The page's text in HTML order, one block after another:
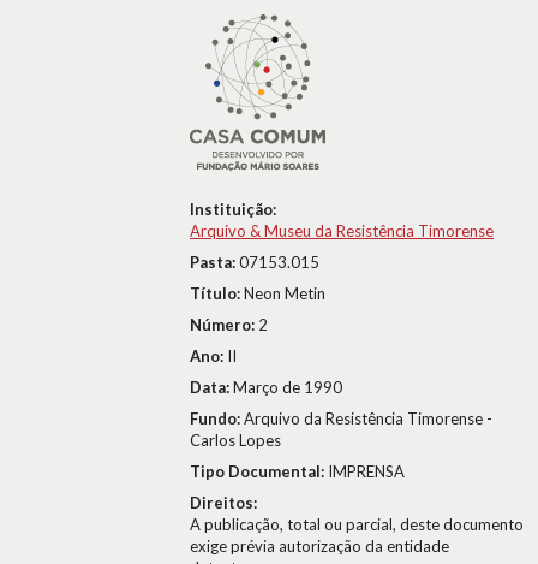
Instituição:
Arquivo & Museu da Resistência Timorense
Pasta:07153.015
Título:Neon Metin
Número: 2
Ano: II
Data:Março de 1990
Fundo:Arquivo da Resistência Timorense -
Carlos Lopes
Tipo Documental: IMPRENSA
Direitos:
A publicação, total ou parcial, deste documento
exige prévia autorização da entidade